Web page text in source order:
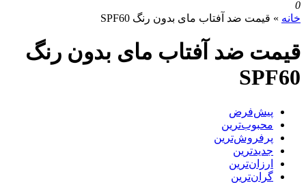
0
خانه » قیمت ضد آفتاب مای بدون رنگ SPF60
قیمت ضد آفتاب مای بدون رنگ
SPF60
پیش‌فرض
محبوب‌ترین
پرفروش‌ترین
جدیدترین
ارزان‌ترین
گران‌ترین